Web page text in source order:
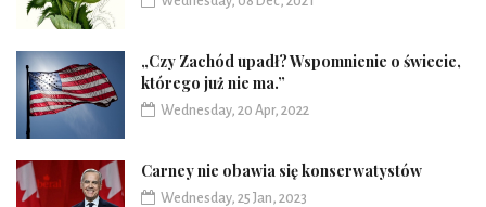
„Czy Zachód upadł? Wspomnienie o świecie,
którego już nie ma.”
Wednesday, 20 Apr, 2022
Carney nie obawia się konserwatystów
Wednesday, 25 Jan, 2023